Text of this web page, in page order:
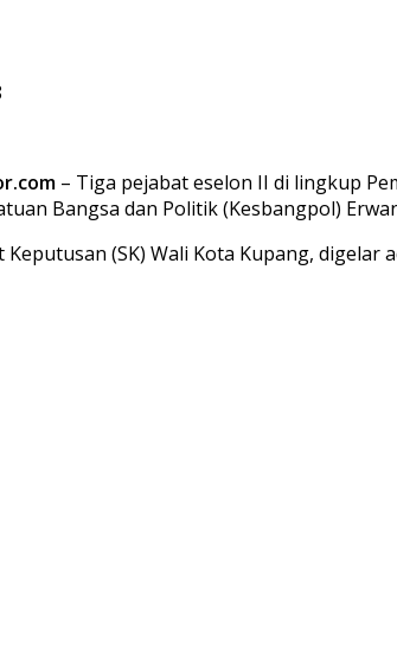
– Tiga pejabat eselon II di lingkup
Bangsa dan Politik (Kesbangpol)
(SK) Wali Kota Kupang, digelar